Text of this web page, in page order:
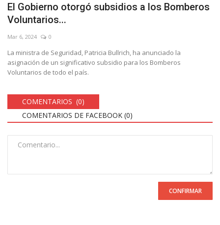
El Gobierno otorgó subsidios a los Bomberos
Voluntarios...
Mar 6, 2024 0
La ministra de Seguridad, Patricia Bullrich, ha anunciado la
asignación de un significativo subsidio para los Bomberos
Voluntarios de todo el país.
COMENTARIOS (0)
COMENTARIOS DE FACEBOOK (0)
CONFIRMAR